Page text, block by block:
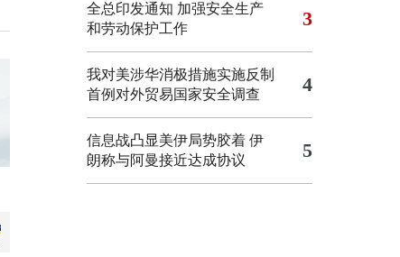
全总印发通知 加强安全生产
和劳动保护工作
3
我对美涉华消极措施实施反制
首例对外贸易国家安全调查
4
信息战凸显美伊局势胶着 伊
朗称与阿曼接近达成协议
5